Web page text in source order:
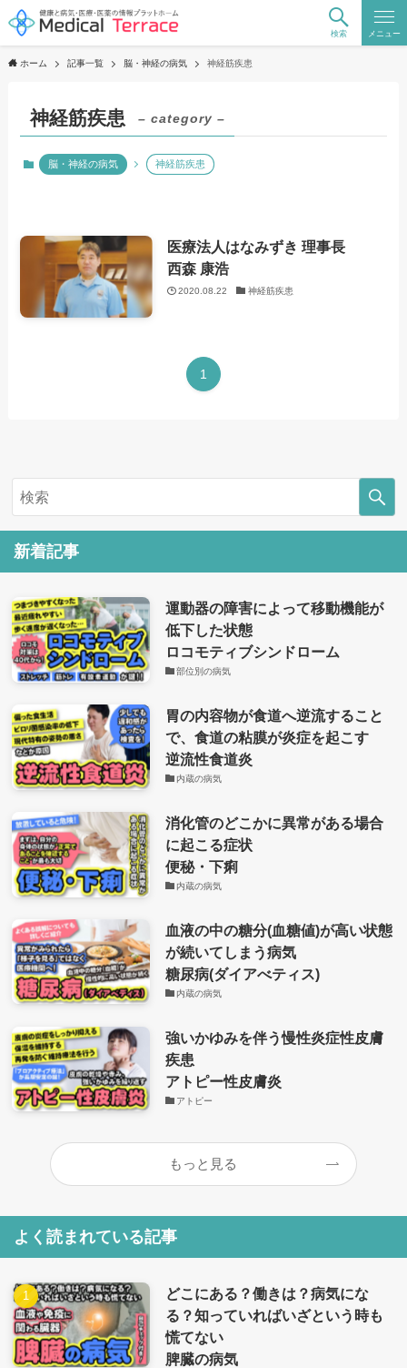
検索 メニュー
ホーム 記事一覧 脳・神経の病気 神経筋疾患
神経筋疾患 – category –
脳・神経の病気 神経筋疾患
医療法人はなみずき 理事長
西森 康浩
2020.08.22 神経筋疾患
1
新着記事
運動器の障害によって移動機能が
低下した状態
ロコモティブシンドローム
部位別の病気
胃の内容物が食道へ逆流すること
で、食道の粘膜が炎症を起こす
逆流性食道炎
内蔵の病気
消化管のどこかに異常がある場合
に起こる症状
便秘・下痢
内蔵の病気
血液の中の糖分(血糖値)が高い状態
が続いてしまう病気
糖尿病(ダイアべティス)
内蔵の病気
強いかゆみを伴う慢性炎症性皮膚
疾患
アトピー性皮膚炎
アトピー
もっと見る
よく読まれている記事
どこにある？働きは？病気にな
る？知っていればいざという時も
慌てない
脾臓の病気